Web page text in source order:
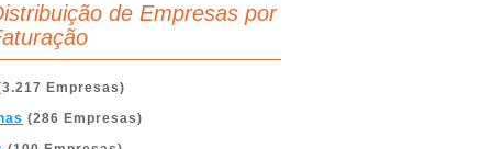
de Empresas por
Empresas)
(286 Empresas)